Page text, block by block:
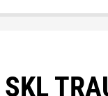
SKL